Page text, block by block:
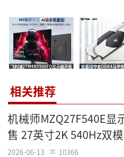
这款23.8英寸的
的同时，并未牺牲显示品
0:1的高静态对比度和
保障了用户在日常办公
验。这种技术的落地，
现更轻薄的机身设计，
的功耗，对于笔记本电
能终端的续航与散热都
固了惠科在半导体显示领
飞利浦27M4N3500FQ显示器开售
宏碁掠夺者DDR4马甲
相关推荐
机械师MZQ27F540E显
售 27英寸2K 540Hz双模
WOLED售4799元
2026-06-13 10366